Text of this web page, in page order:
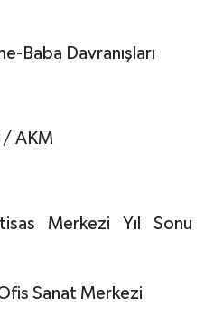
Baba Davranışları
/ AKM
Merkezi Yıl Sonu
Sanat Merkezi